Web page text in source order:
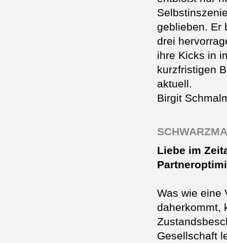
geblieben. Er
drei
ihre Kicks in
kurzfristigen
aktuell.
Birgit
Liebe im
Was wie eine
daherkommt,
Gesellschaft